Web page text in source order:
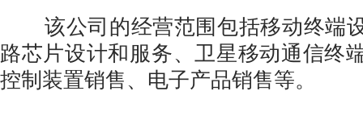
该公司的经营范围包括移动终端
路芯片设计和服务、卫星移动通信终
控制装置销售、电子产品销售等。